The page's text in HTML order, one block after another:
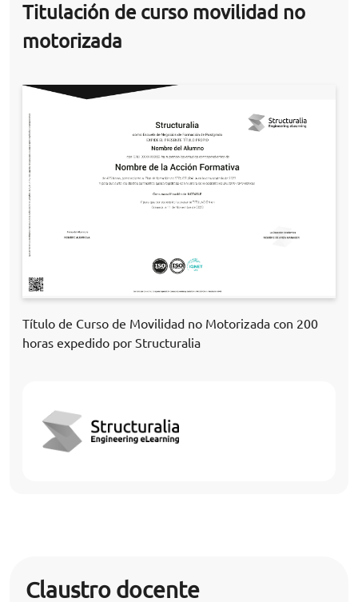
Titulación de curso movilidad no
motorizada
Título de Curso de Movilidad no Motorizada con 200
horas expedido por Structuralia
Claustro docente